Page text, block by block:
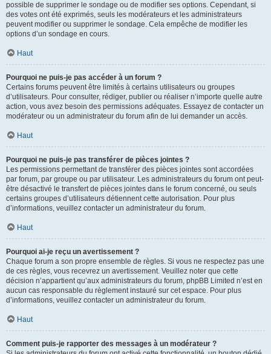
possible de supprimer le sondage ou de modifier ses options. Cependant, si
des votes ont été exprimés, seuls les modérateurs et les administrateurs
peuvent modifier ou supprimer le sondage. Cela empêche de modifier les
options d’un sondage en cours.
Haut
Pourquoi ne puis-je pas accéder à un forum ?
Certains forums peuvent être limités à certains utilisateurs ou groupes
d’utilisateurs. Pour consulter, rédiger, publier ou réaliser n’importe quelle autre
action, vous avez besoin des permissions adéquates. Essayez de contacter un
modérateur ou un administrateur du forum afin de lui demander un accès.
Haut
Pourquoi ne puis-je pas transférer de pièces jointes ?
Les permissions permettant de transférer des pièces jointes sont accordées
par forum, par groupe ou par utilisateur. Les administrateurs du forum ont peut-
être désactivé le transfert de pièces jointes dans le forum concerné, ou seuls
certains groupes d’utilisateurs détiennent cette autorisation. Pour plus
d’informations, veuillez contacter un administrateur du forum.
Haut
Pourquoi ai-je reçu un avertissement ?
Chaque forum a son propre ensemble de règles. Si vous ne respectez pas une
de ces règles, vous recevrez un avertissement. Veuillez noter que cette
décision n’appartient qu’aux administrateurs du forum, phpBB Limited n’est en
aucun cas responsable du règlement instauré sur cet espace. Pour plus
d’informations, veuillez contacter un administrateur du forum.
Haut
Comment puis-je rapporter des messages à un modérateur ?